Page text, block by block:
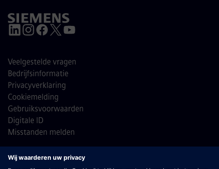
© Siemens 1996 - 2026
Veelgestelde vragen
Bedrijfsinformatie
Privacyverklaring
Cookiemelding
Gebruiksvoorwaarden
Digitale ID
Misstanden melden